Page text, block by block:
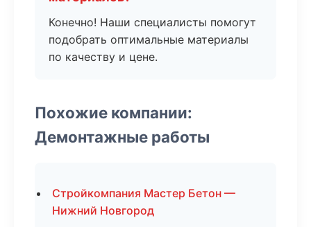
Конечно! Наши специалисты помогут
подобрать оптимальные материалы
по качеству и цене.
Похожие компании:
Демонтажные работы
Стройкомпания Мастер Бетон —
Нижний Новгород